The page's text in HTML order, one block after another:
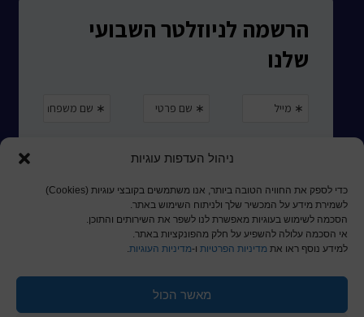
ניהול העדפות עוגיות
כדי לספק את החוויה הטובה ביותר, אנו משתמשים בקובצי עוגיות (Cookies)
לשמירת מידע על המכשיר שלך ולניתוח השימוש באתר.
הסכמה לשימוש בעוגיות מאפשרת לנו לשפר את השירותים והתוכן.
אי הסכמה עלולה להשפיע על חלק מהפונקציות באתר.
למידע נוסף ראו את מדיניות הפרטיות ו-מדיניות העוגיות.
מאשר הכול
© כל הזכויות שמורות לכותר ראשון